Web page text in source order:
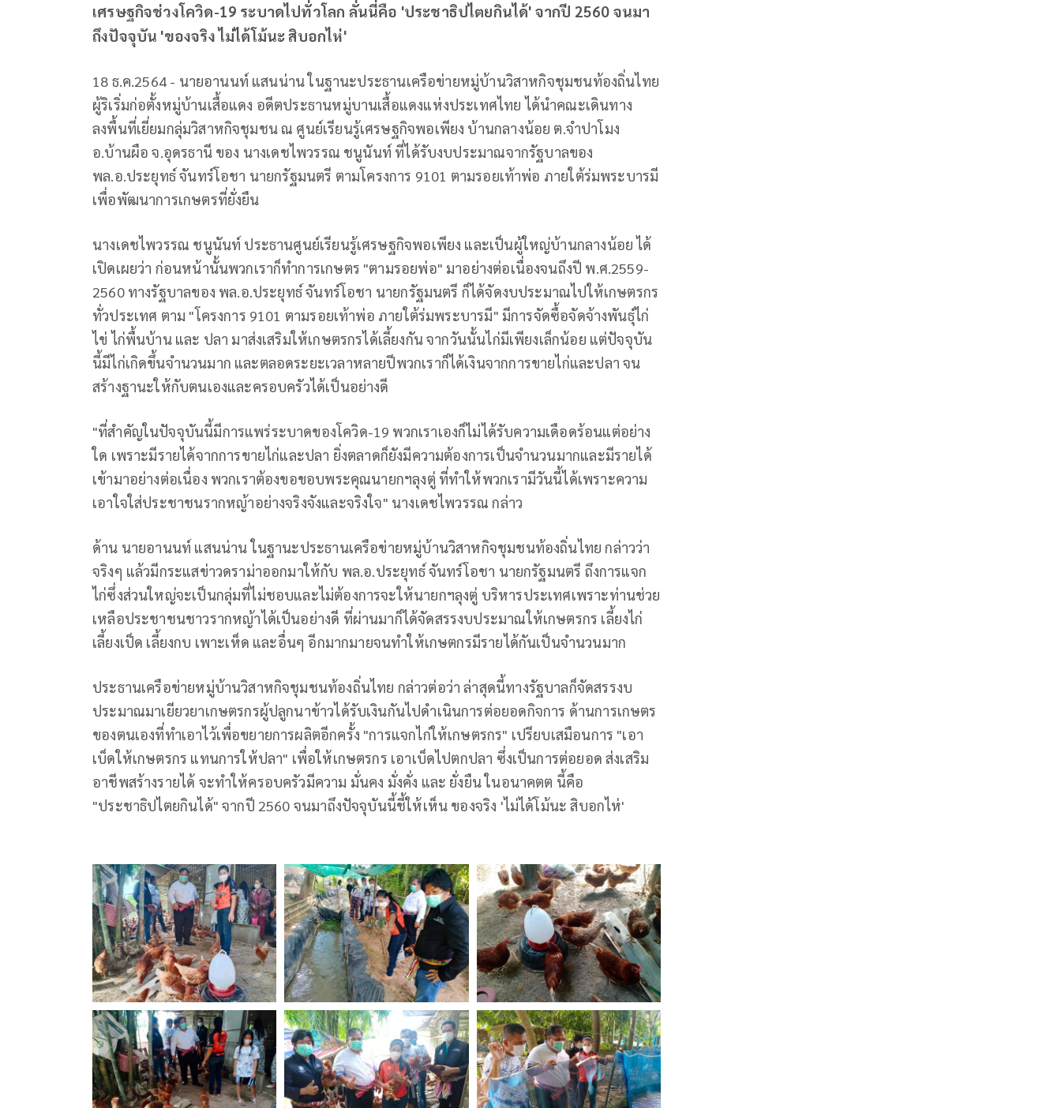
เศรษฐกิจช่วงโควิด-19 ระบาดไปทั่วโลก ลั่นนี่คือ 'ประชาธิปไตยกินได้' จากปี 2560 จนมา
ถึงปัจจุบัน 'ของจริง ไม่ได้โม้นะ สิบอกไห่'
18 ธ.ค.2564 - นายอานนท์ แสนน่าน ในฐานะประธานเครือข่ายหมู่บ้านวิสาหกิจชุมชนท้องถิ่นไทย
ผู้ริเริ่มก่อตั้งหมู่บ้านเสื้อแดง อดีตประธานหมู่บานเสื้อแดงแห่งประเทศไทย ได้นำคณะเดินทาง
ลงพื้นที่เยี่ยมกลุ่มวิสาหกิจชุมชน ณ ศูนย์เรียนรู้เศรษฐกิจพอเพียง บ้านกลางน้อย ต.จำปาโมง
อ.บ้านผือ จ.อุดรธานี ของ นางเดชไพวรรณ ชนูนันท์ ที่ได้รับงบประมาณจากรัฐบาลของ
พล.อ.ประยุทธ์ จันทร์โอชา นายกรัฐมนตรี ตามโครงการ 9101 ตามรอยเท้าพ่อ ภายใต้ร่มพระบารมี
เพื่อพัฒนาการเกษตรที่ยั่งยืน
นางเดชไพวรรณ ชนูนันท์ ประธานศูนย์เรียนรู้เศรษฐกิจพอเพียง และเป็นผู้ใหญ่บ้านกลางน้อย ได้
เปิดเผยว่า ก่อนหน้านั้นพวกเราก็ทำการเกษตร "ตามรอยพ่อ" มาอย่างต่อเนื่องจนถึงปี พ.ศ.2559-
2560 ทางรัฐบาลของ พล.อ.ประยุทธ์ จันทร์โอชา นายกรัฐมนตรี ก็ได้จัดงบประมาณไปให้เกษตรกร
ทั่วประเทศ ตาม "โครงการ 9101 ตามรอยเท้าพ่อ ภายใต้ร่มพระบารมี" มีการจัดซื้อจัดจ้างพันธุ์ไก่
ไข่ ไก่พื้นบ้าน และ ปลา มาส่งเสริมให้เกษตรกรได้เลี้ยงกัน จากวันนั้นไก่มีเพียงเล็กน้อย แต่ปัจจุบัน
นี้มีไก่เกิดขึ้นจำนวนมาก และตลอดระยะเวลาหลายปีพวกเราก็ได้เงินจากการขายไก่และปลา จน
สร้างฐานะให้กับตนเองและครอบครัวได้เป็นอย่างดี
"ที่สำคัญในปัจจุบันนี้มีการแพร่ระบาดของโควิด-19 พวกเราเองก็ไม่ได้รับความเดือดร้อนแต่อย่าง
ใด เพราะมีรายได้จากการขายไก่และปลา ยิ่งตลาดก็ยังมีความต้องการเป็นจำนวนมากและมีรายได้
เข้ามาอย่างต่อเนื่อง พวกเราต้องขอขอบพระคุณนายกฯลุงตู่ ที่ทำให้พวกเรามีวันนี้ได้เพราะความ
เอาใจใส่ประชาชนรากหญ้าอย่างจริงจังและจริงใจ" นางเดชไพวรรณ กล่าว
ด้าน นายอานนท์ แสนน่าน ในฐานะประธานเครือข่ายหมู่บ้านวิสาหกิจชุมชนท้องถิ่นไทย กล่าวว่า
จริงๆ แล้วมีกระแสข่าวดราม่าออกมาให้กับ พล.อ.ประยุทธ์ จันทร์โอชา นายกรัฐมนตรี ถึงการแจก
ไก่ซึ่งส่วนใหญ่จะเป็นกลุ่มที่ไม่ชอบและไม่ต้องการจะให้นายกฯลุงตู่ บริหารประเทศเพราะท่านช่วย
เหลือประชาชนชาวรากหญ้าได้เป็นอย่างดี ที่ผ่านมาก็ได้จัดสรรงบประมาณให้เกษตรกร เลี้ยงไก่
เลี้ยงเป็ด เลี้ยงกบ เพาะเห็ด และอื่นๆ อีกมากมายจนทำให้เกษตกรมีรายได้กันเป็นจำนวนมาก
ประธานเครือข่ายหมู่บ้านวิสาหกิจชุมชนท้องถิ่นไทย กล่าวต่อว่า ล่าสุดนี้ทางรัฐบาลก็จัดสรรงบ
ประมาณมาเยียวยาเกษตรกรผู้ปลูกนาข้าวได้รับเงินกันไปดำเนินการต่อยอดกิจการ ด้านการเกษตร
ของตนเองที่ทำเอาไว้เพื่อขยายการผลิตอีกครั้ง "การแจกไก่ให้เกษตรกร" เปรียบเสมือนการ "เอา
เบ็ดให้เกษตรกร แทนการให้ปลา" เพื่อให้เกษตรกร เอาเบ็ดไปตกปลา ซึ่งเป็นการต่อยอด ส่งเสริม
อาชีพสร้างรายได้ จะทำให้ครอบครัวมีความ มั่นคง มั่งคั่ง และ ยั่งยืน ในอนาคตต นี้คือ
"ประชาธิปไตยกินได้" จากปี 2560 จนมาถึงปัจจุบันนี้ชี้ให้เห็น ของจริง 'ไม่ได้โม้นะ สิบอกไห่'